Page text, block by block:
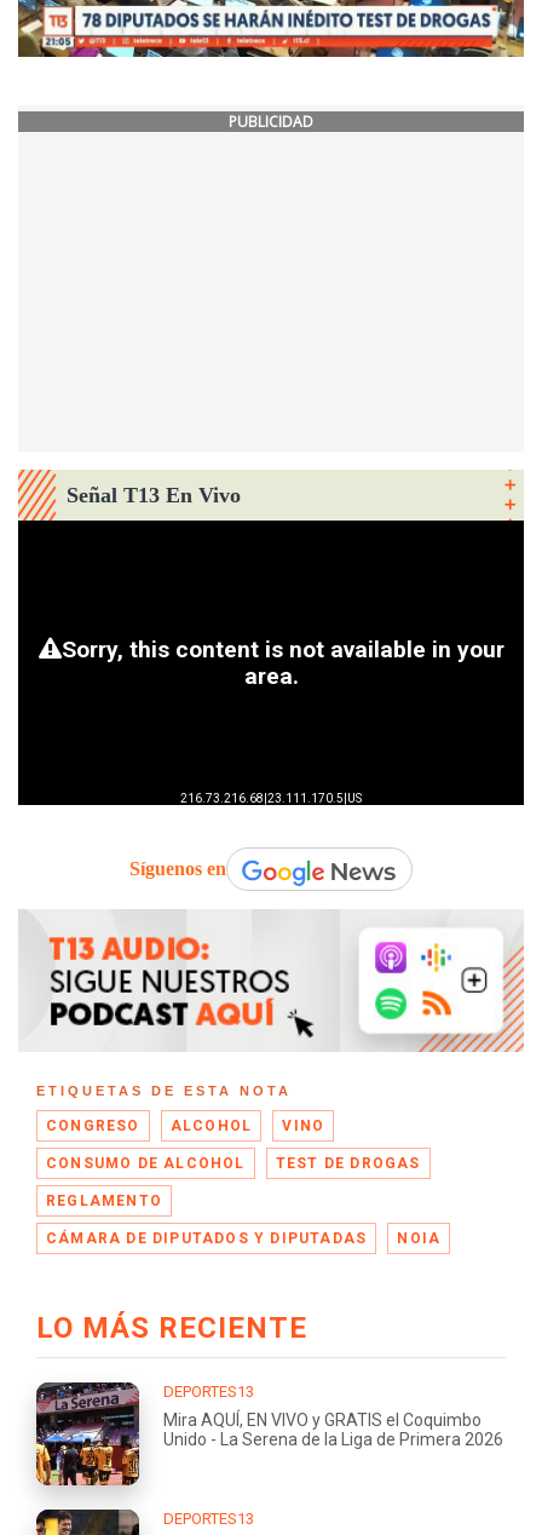
PUBLICIDAD
Señal T13 En Vivo
Síguenos en
ETIQUETAS DE ESTA NOTA
CONGRESO ALCOHOL VINO
CONSUMO DE ALCOHOL TEST DE DROGAS
REGLAMENTO
CÁMARA DE DIPUTADOS Y DIPUTADAS NOIA
LO MÁS RECIENTE
DEPORTES13
Mira AQUÍ, EN VIVO y GRATIS el Coquimbo
Unido - La Serena de la Liga de Primera 2026
DEPORTES13